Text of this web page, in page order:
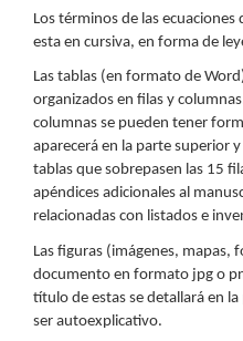
Los términos de las
esta en cursiva, en forma de
Las tablas (en formato de
organizados en filas y
columnas se pueden tener
aparecerá en la parte superior
tablas que sobrepasen las 15
apéndices adicionales al
relacionadas con listados e
Las figuras (imágenes, mapas,
documento en formato jpg o
título de estas se detallará en
ser autoexplicativo.